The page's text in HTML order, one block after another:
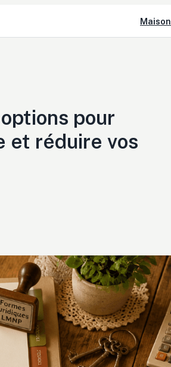
Maison
pour
et réduire vos